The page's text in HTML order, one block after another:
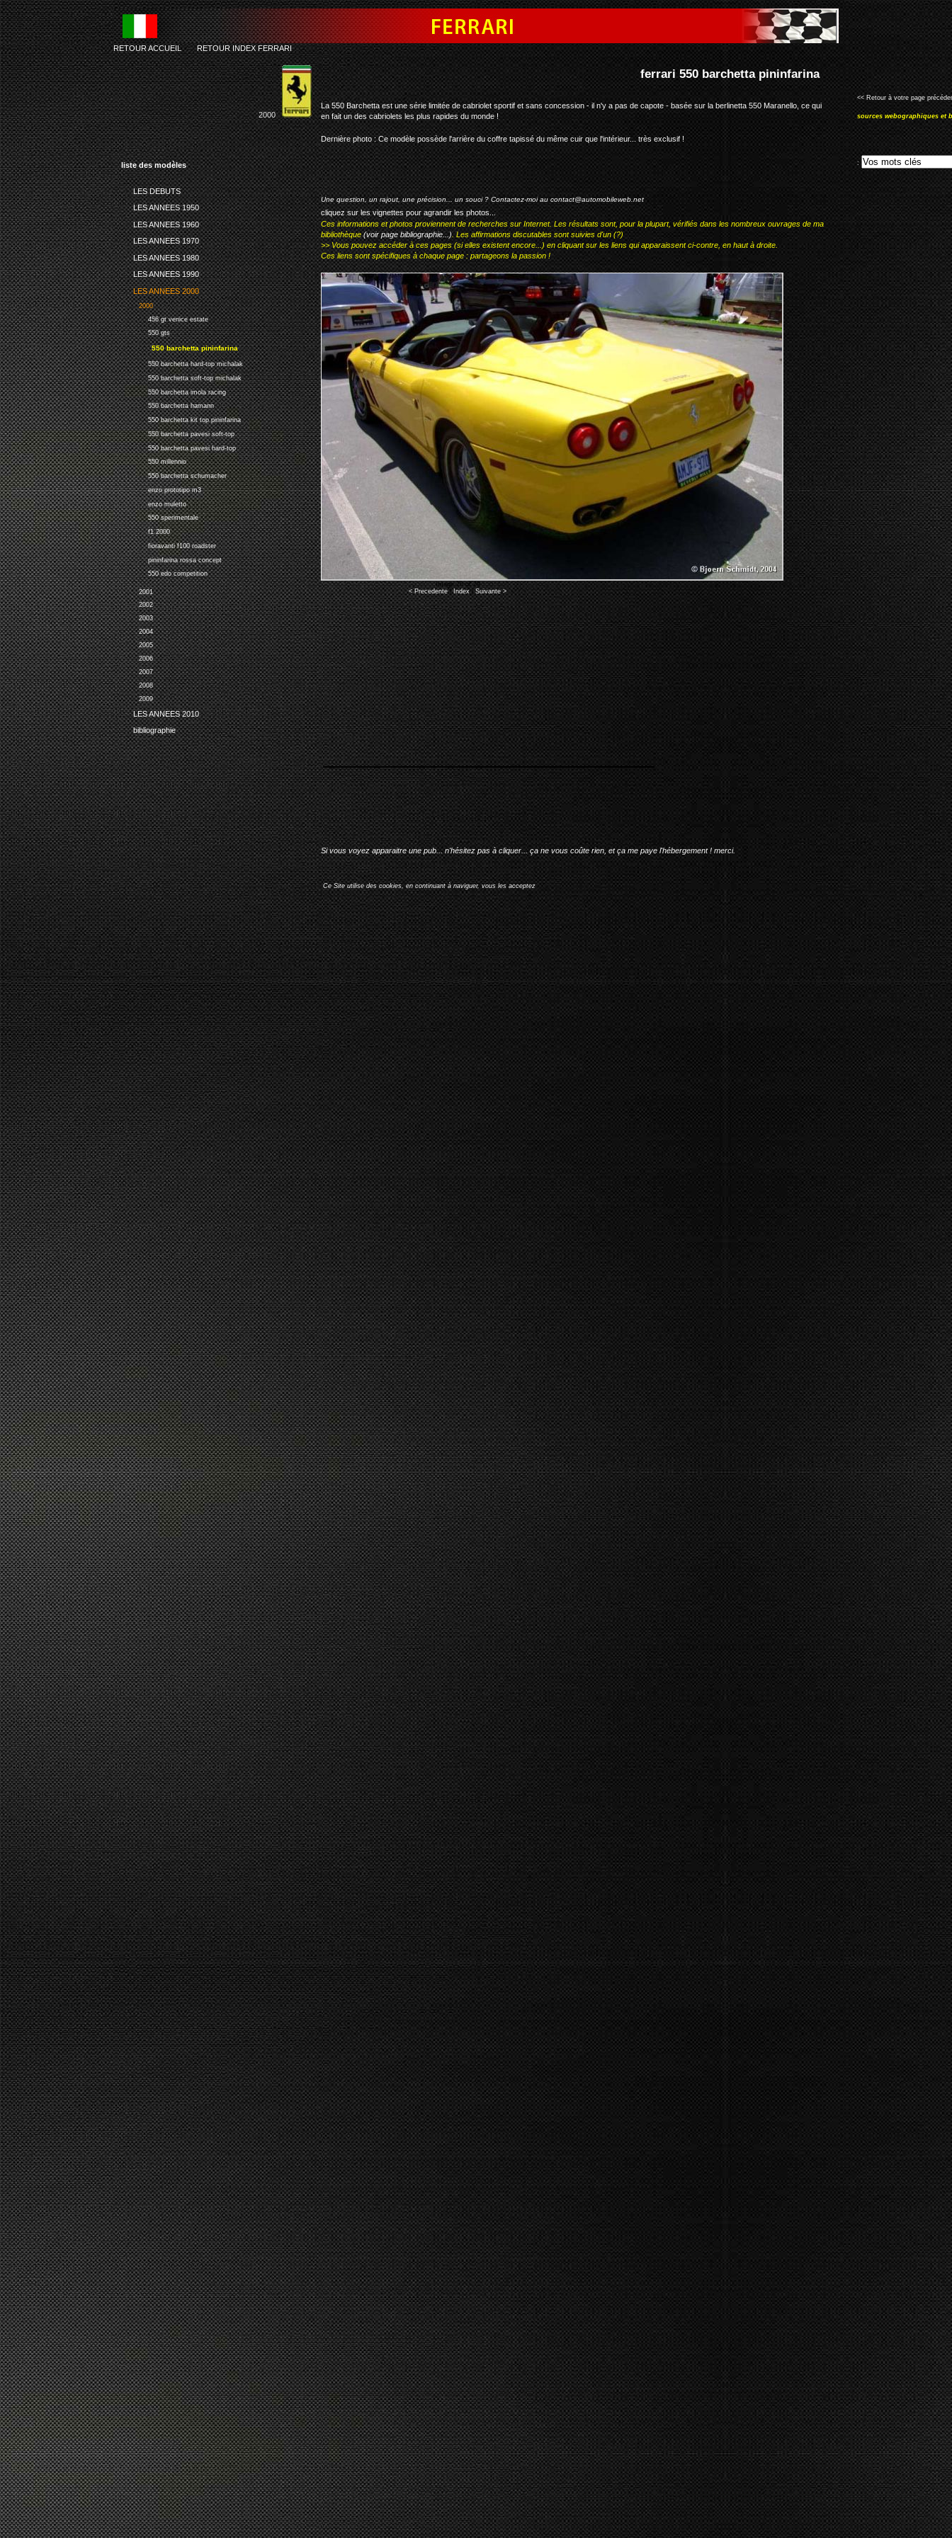
liste des modèles
LES DEBUTS
LES ANNEES 1950
LES ANNEES 1960
LES ANNEES 1970
LES ANNEES 1980
LES ANNEES 1990
LES ANNEES 2000
2000
456 gt venice estate
550 gts
550 barchetta pininfarina
550 barchetta hard-top michalak
550 barchetta soft-top michalak
550 barchetta imola racing
550 barchetta hamann
550 barchetta kit top pininfarina
550 barchetta pavesi soft-top
550 barchetta pavesi hard-top
550 millennio
550 barchetta schumacher
enzo prototipo m3
enzo muletto
550 sperimentale
f1 2000
fioravanti f100 roadster
pininfarina rossa concept
550 edo competition
2001
2002
2003
2004
2005
2006
2007
2008
2009
LES ANNEES 2010
bibliographie
ferrari 550 barchetta pininfarina
RETOUR ACCUEIL-RETOUR INDEX FERRARI
2000
La 550 Barchetta est une série limitée de cabriolet sportif et sans concession - il n'y a pas de capote - basée sur la berlinetta 550 Maranello, ce qui
en fait un des cabriolets les plus rapides du monde !
Dernière photo : Ce modèle possède l'arrière du coffre tapissé du même cuir que l'intérieur... très exclusif !
Une question, un rajout, une précision... un souci ? Contactez-moi aucontact@automobileweb.net
cliquez sur les vignettes pour agrandir les photos...
Ces informations et photos proviennent de recherches sur Internet. Les résultats sont, pour la plupart, vérifiés dans les nombreux ouvrages de ma
bibliothèque(voir page bibliographie...). Les affirmations discutables sont suivies d'un (?)
>> Vous pouvez accéder à ces pages (si elles existent encore...) en cliquant sur les liens qui apparaissent ci-contre, en haut à droite.
Ces liens sont spécifiques à chaque page : partageons la passion !
Image 20 of 29
< Precedente|Index|Suivante >
Si vous voyez apparaitre une pub... n'hésitez pas à cliquer... ça ne vous coûte rien, et ça me paye l'hébergement ! merci.
Ce Site utilise des cookies, en continuant à naviguer, vous les acceptez
<< Retour à votre page
sources webographiques et
: